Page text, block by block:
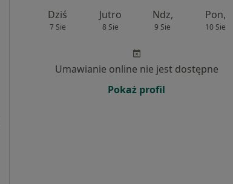
Dziś
7 Sie
Jutro
8 Sie
Ndz,
9 Sie
Pon,
10 Sie
Umawianie online nie jest dostępne
Pokaż profil